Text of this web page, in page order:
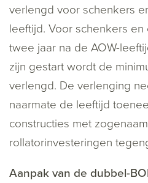
verlengd voor schenkers
leeftijd. Voor schenkers
twee jaar na de AOW-
zijn gestart wordt de
verlengd. De verlenging
naarmate de leeftijd
constructies met
rollatorinvesteringen
Aanpak van de dubbel-